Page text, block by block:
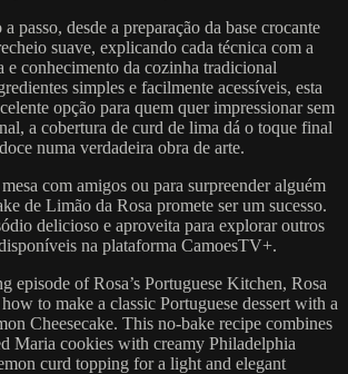
passo, desde a preparação da base crocante
suave, explicando cada técnica com a
e conhecimento da cozinha tradicional
simples e facilmente acessíveis, esta
opção para quem quer impressionar sem
a cobertura de curd de lima dá o toque final
numa verdadeira obra de arte.
com amigos ou para surpreender alguém
de Limão da Rosa promete ser um sucesso.
delicioso e aproveita para explorar outros
na plataforma CamoesTV+.
episode of Rosa’s Portuguese Kitchen, Rosa
to make a classic Portuguese dessert with a
Cheesecake. This no-bake recipe combines
Maria cookies with creamy Philadelphia
curd topping for a light and elegant